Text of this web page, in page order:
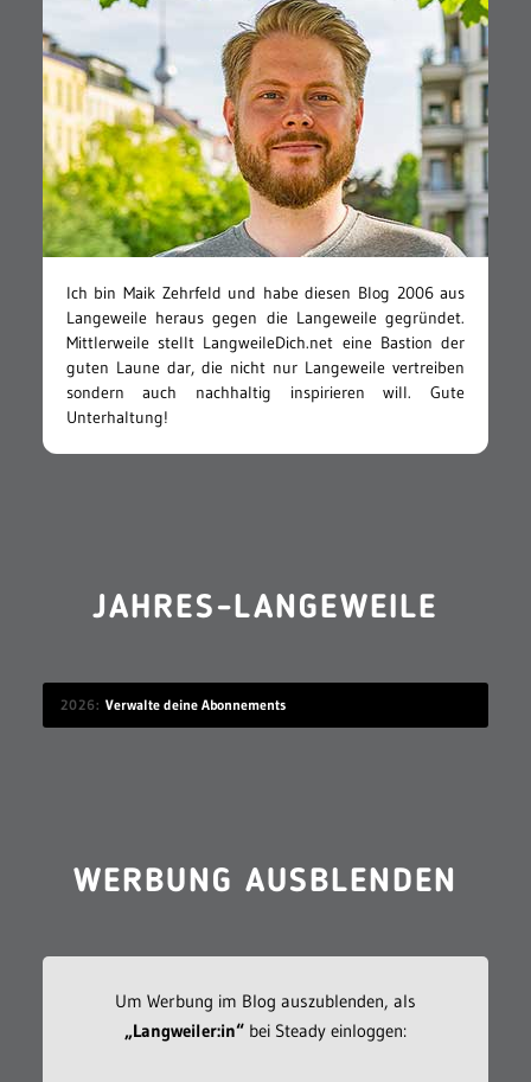
Ich bin Maik Zehrfeld und habe diesen Blog 2006 aus
Langeweile heraus gegen die Langeweile gegründet.
Mittlerweile stellt LangweileDich.net eine Bastion der
guten Laune dar, die nicht nur Langeweile vertreiben
sondern auch nachhaltig inspirieren will. Gute
Unterhaltung!
JAHRES-LANGEWEILE
2026 Verwalte deine Abonnements
WERBUNG AUSBLENDEN
Um Werbung im Blog auszublenden, als
„Langweiler:in“bei Steady einloggen: